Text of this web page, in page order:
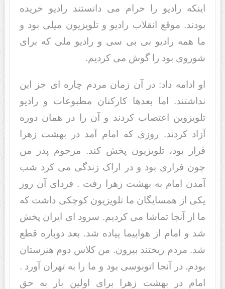
اینکه رادیو را حرام می دانستند رادیو خریده
بودند. موقع انقلاب رادیو و تلویزیون میلی بود و
ما همه رادیو بی بی سی و رادیو ملی که برای
شوروی بود را گوش می کردیم.
او ادامه داد: در آن زمان مردم چاره ای جز این
نداشتند. اما بعدها کارکنان مطبوعات و رادیو
تلویزوین اعتصاب کردند و آن را در همان دوره
آزاد کردند. روزی که امام آمد در بهشت زهرا
قرار بود، تلویزیون پخش کند. مرحوم پدر من
چون فراری بود و در اراک زندگی می کرد شب
آمدن امام به بهشت زهرا رفت . فردای آن روز
یکی از همسایگان ما تلویزیون کوچکی داشت که
ما از آنجا تماشا می کردیم. سرود ای ایران پخش
شد و امام از هواپیما پیاده شد. بعد دوباره قطع
شد. مردم ریختند بیرون. من کلاس دوم هنرستان
بودم. در آنجا اتوبوسی بود و ما را به تهران آورد .
امام در بهشت زهرا برای اولین بار به حق